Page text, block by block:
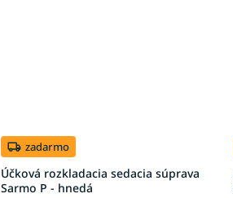
zadarmo
Účková rozkladacia sedacia súprava
Sarmo P - hnedá